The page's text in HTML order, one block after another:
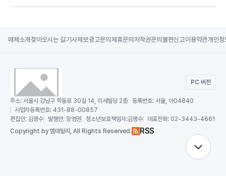
매체소개 찾아오시는 길기사제보광고문의 제휴문의 저작권문의 불편신고이용약관개인정
PC 버전
주소: 서울시 강남구 학동로 30길 14, 이세빌딩 2층 등록번호: 서울, 아04840
사업자등록번호: 431-88-00857
편집인: 김명수 발행인: 장영권 청소년보호책임자:김명수 대표전화: 02-3443-4661
Copyright by 엠데일리, All Rights Reserved. RSS